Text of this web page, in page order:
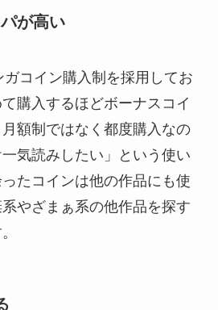
が高い
コイン購入制を採用してお
購入するほどボーナスコイ
額制ではなく都度購入なの
気読みしたい」という使い
たコインは他の作品にも使
やざまぁ系の他作品を探す